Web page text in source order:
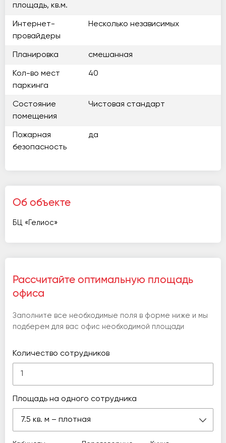
площадь, кв.м.
Интернет-
провайдеры
Несколько независимых
Планировка смешанная
Кол-во мест
паркинга
40
Состояние
помещения
Чистовая стандарт
Пожарная
безопасность
да
Об объекте
БЦ «Гелиос»
Рассчитайте оптимальную площадь
офиса
Заполните все необходимые поля в форме ниже и мы
подберем для вас офис необходимой площади
Количество сотрудников
Площадь на одного сотрудника
7.5 кв. м – плотная